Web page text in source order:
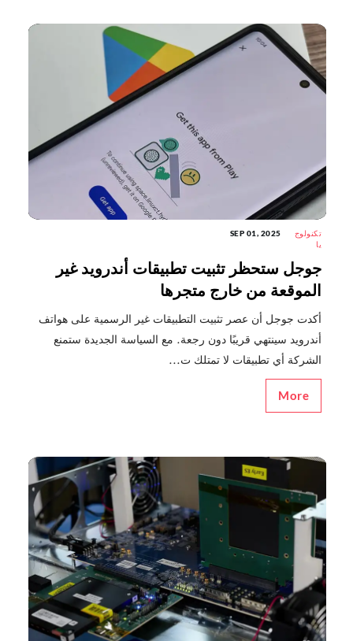
تكنولوج
يا
SEP 01, 2025
جوجل ستحظر تثبيت تطبيقات أندرويد غير
الموقعة من خارج متجرها
أكدت جوجل أن عصر تثبيت التطبيقات غير الرسمية على هواتف
أندرويد سينتهي قريبًا دون رجعة. مع السياسة الجديدة ستمنع
الشركة أي تطبيقات لا تمتلك ت...
More